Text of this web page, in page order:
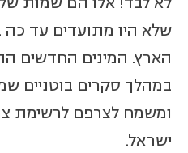
שלא היו מתועדים עד
הארץ. המינים החדשים
במהלך סקרים בוטניים
ומשמח לצרפם לרשימת
ישראל.